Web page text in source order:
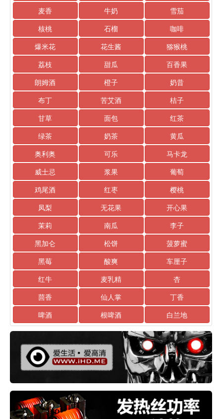
麦香
牛奶
雪茄
核桃
石榴
咖啡
爆米花
花生酱
猕猴桃
荔枝
甜瓜
百香果
朗姆酒
橙子
奶昔
布丁
苦艾酒
桔子
甘草
面包
红茶
绿茶
奶茶
黄瓜
奥利奥
可乐
马卡龙
威士忌
浆果
葡萄
鸡尾酒
红枣
樱桃
凤梨
无花果
开心果
茉莉
南瓜
李子
黑加仑
松饼
菠萝蜜
黑莓
酸爽
车厘子
红牛
麦乳精
杏
茴香
仙人掌
丁香
啤酒
根啤酒 白兰地